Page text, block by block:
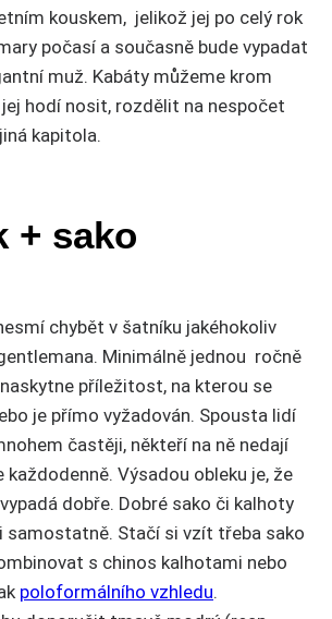
kouskem, jelikož jej po celý rok
počasí a současně bude vypadat
muž. Kabáty můžeme krom
jej hodí nosit, rozdělit na nespočet
kapitola.
+ sako
chybět v šatníku jakéhokoliv
Minimálně jednou ročně
příležitost, na kterou se
je přímo vyžadován. Spousta lidí
častěji, někteří na ně nedají
Výsadou obleku je, že
dobře. Dobré sako či kalhoty
samostatně. Stačí si vzít třeba sako
s chinos kalhotami nebo
poloformálního vzhledu.